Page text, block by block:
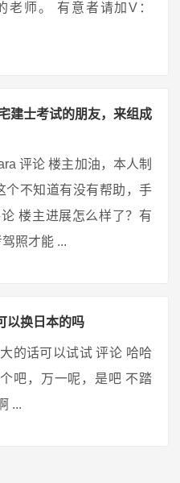
老师。 有意者请加V：
建士考试的朋友，来组成
评论 楼主加油，本人制
个不知道有没有帮助，手
楼主进展怎么样了？有
照才能 ...
以换日本的吗
的话可以试试 评论 哈哈
吧，万一呢，是吧 不踏
...